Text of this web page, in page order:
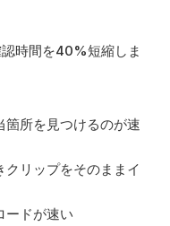
時間を40%短縮しま
所を見つけるのが速
リップをそのままイ
ードが速い